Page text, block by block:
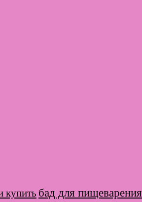
купить бад для пищеварения